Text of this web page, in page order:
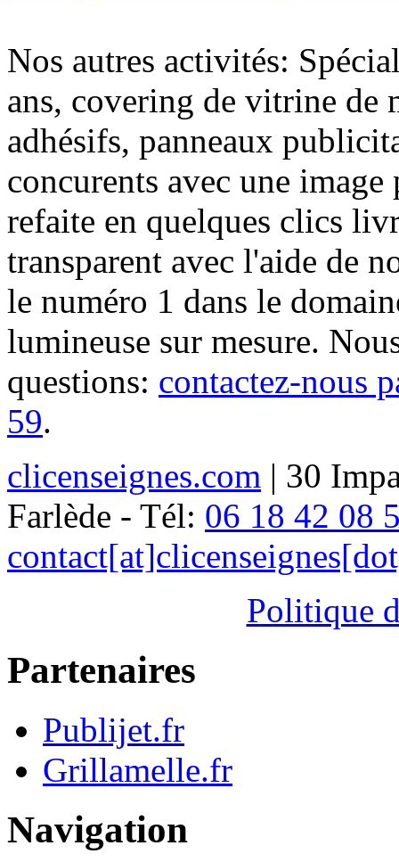
Nos autres activités:
ans, covering de vitrine de
adhésifs, panneaux
concurents avec une
refaite en quelques clics
transparent avec l'aide de
le numéro 1 dans le
lumineuse sur mesure.
questions: contactez-nous
59.
clicenseignes.com | 30
Farlède - Tél: 06 18 42 08
Politique
Partenaires
Publijet.fr
Grillamelle.fr
Navigation